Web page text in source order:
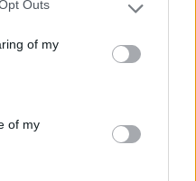
uses one or more Google
You may click to
and its third-party tags to
purposes in below Google
Outs
of my
of my